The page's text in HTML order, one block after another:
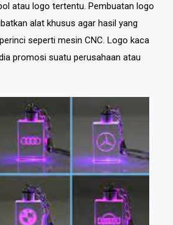
atau logo tertentu. Pembuatan logo
alat khusus agar hasil yang
seperti mesin CNC. Logo kaca
promosi suatu perusahaan atau